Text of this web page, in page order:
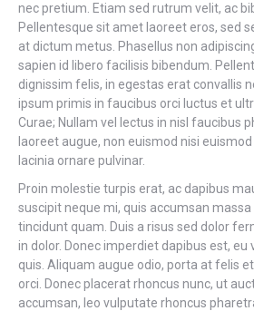
nec pretium. Etiam sed rutrum velit, ac
Pellentesque sit amet laoreet eros, sed
at dictum metus. Phasellus non
sapien id libero facilisis bibendum.
dignissim felis, in egestas erat convallis
ipsum primis in faucibus orci luctus et
Curae; Nullam vel lectus in nisl faucibus
laoreet augue, non euismod nisi
lacinia ornare pulvinar.
Proin molestie turpis erat, ac dapibus
suscipit neque mi, quis accumsan
tincidunt quam. Duis a risus sed dolor
in dolor. Donec imperdiet dapibus est,
quis. Aliquam augue odio, porta at felis
orci. Donec placerat rhoncus nunc, ut
accumsan, leo vulputate rhoncus